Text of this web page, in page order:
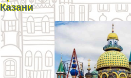
Казани